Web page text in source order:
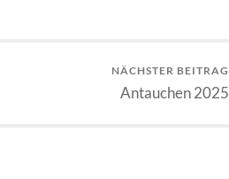
NÄCHSTER BEITRAG
Antauchen 2025